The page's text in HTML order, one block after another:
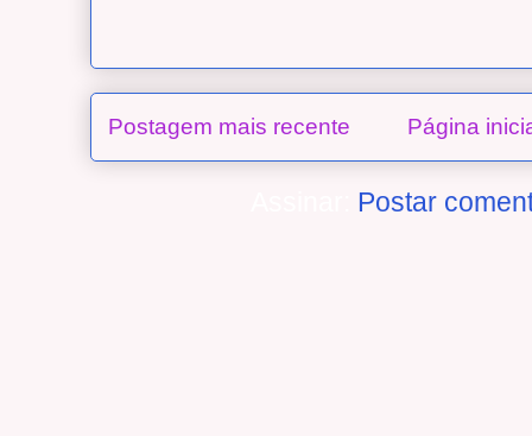
Postagem mais recente Página
Postar